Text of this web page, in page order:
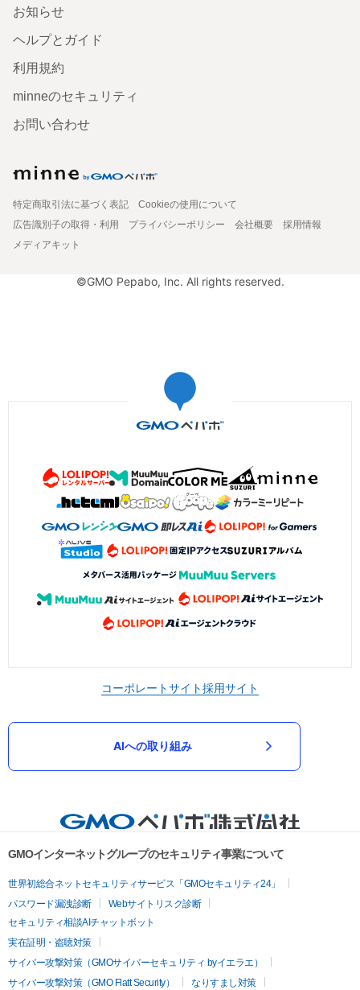
お知らせ
ヘルプとガイド
利用規約
minneのセキュリティ
お問い合わせ
特定商取引法に基づく表記
Cookieの使用について
広告識別子の取得・利用
プライバシーポリシー 会社概要
採用情報
メディアキット
©GMO Pepabo, Inc. All rights reserved.
コーポレートサイト採用サイト
AIへの取り組み
GMOインターネットグループのセキュリティ事業について
世界初総合ネットセキュリティサービス「GMOセキュリティ24」
パスワード漏洩診断
Webサイトリスク診断
セキュリティ相談AIチャットボット
実在証明・盗聴対策
サイバー攻撃対策（GMOサイバーセキュリティ byイエラエ）
サイバー攻撃対策（GMO Flatt Security）
なりすまし対策